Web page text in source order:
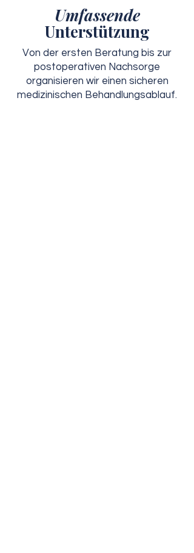
Umfassende
Unterstützung
Von der ersten Beratung bis zur
postoperativen Nachsorge
organisieren wir einen sicheren
medizinischen Behandlungsablauf.